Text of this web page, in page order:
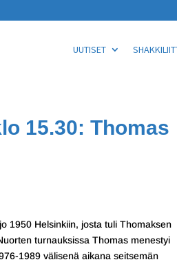
UUTISET
15.30: Thomas
1950 Helsinkiin, josta tuli Thomaksen
turnauksissa Thomas menestyi
1989 välisenä aikana seitsemän